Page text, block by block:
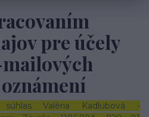
pre účely
súhlasValéria Kadlubová -